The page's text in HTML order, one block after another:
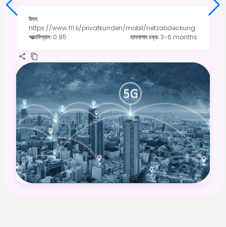
উৎস:
https://www.fl1.li/privatkunden/mobil/netzabdeckung
আত্মবিশ্বাস: 0.95 হালনাগাদ চক্র:3-6 months